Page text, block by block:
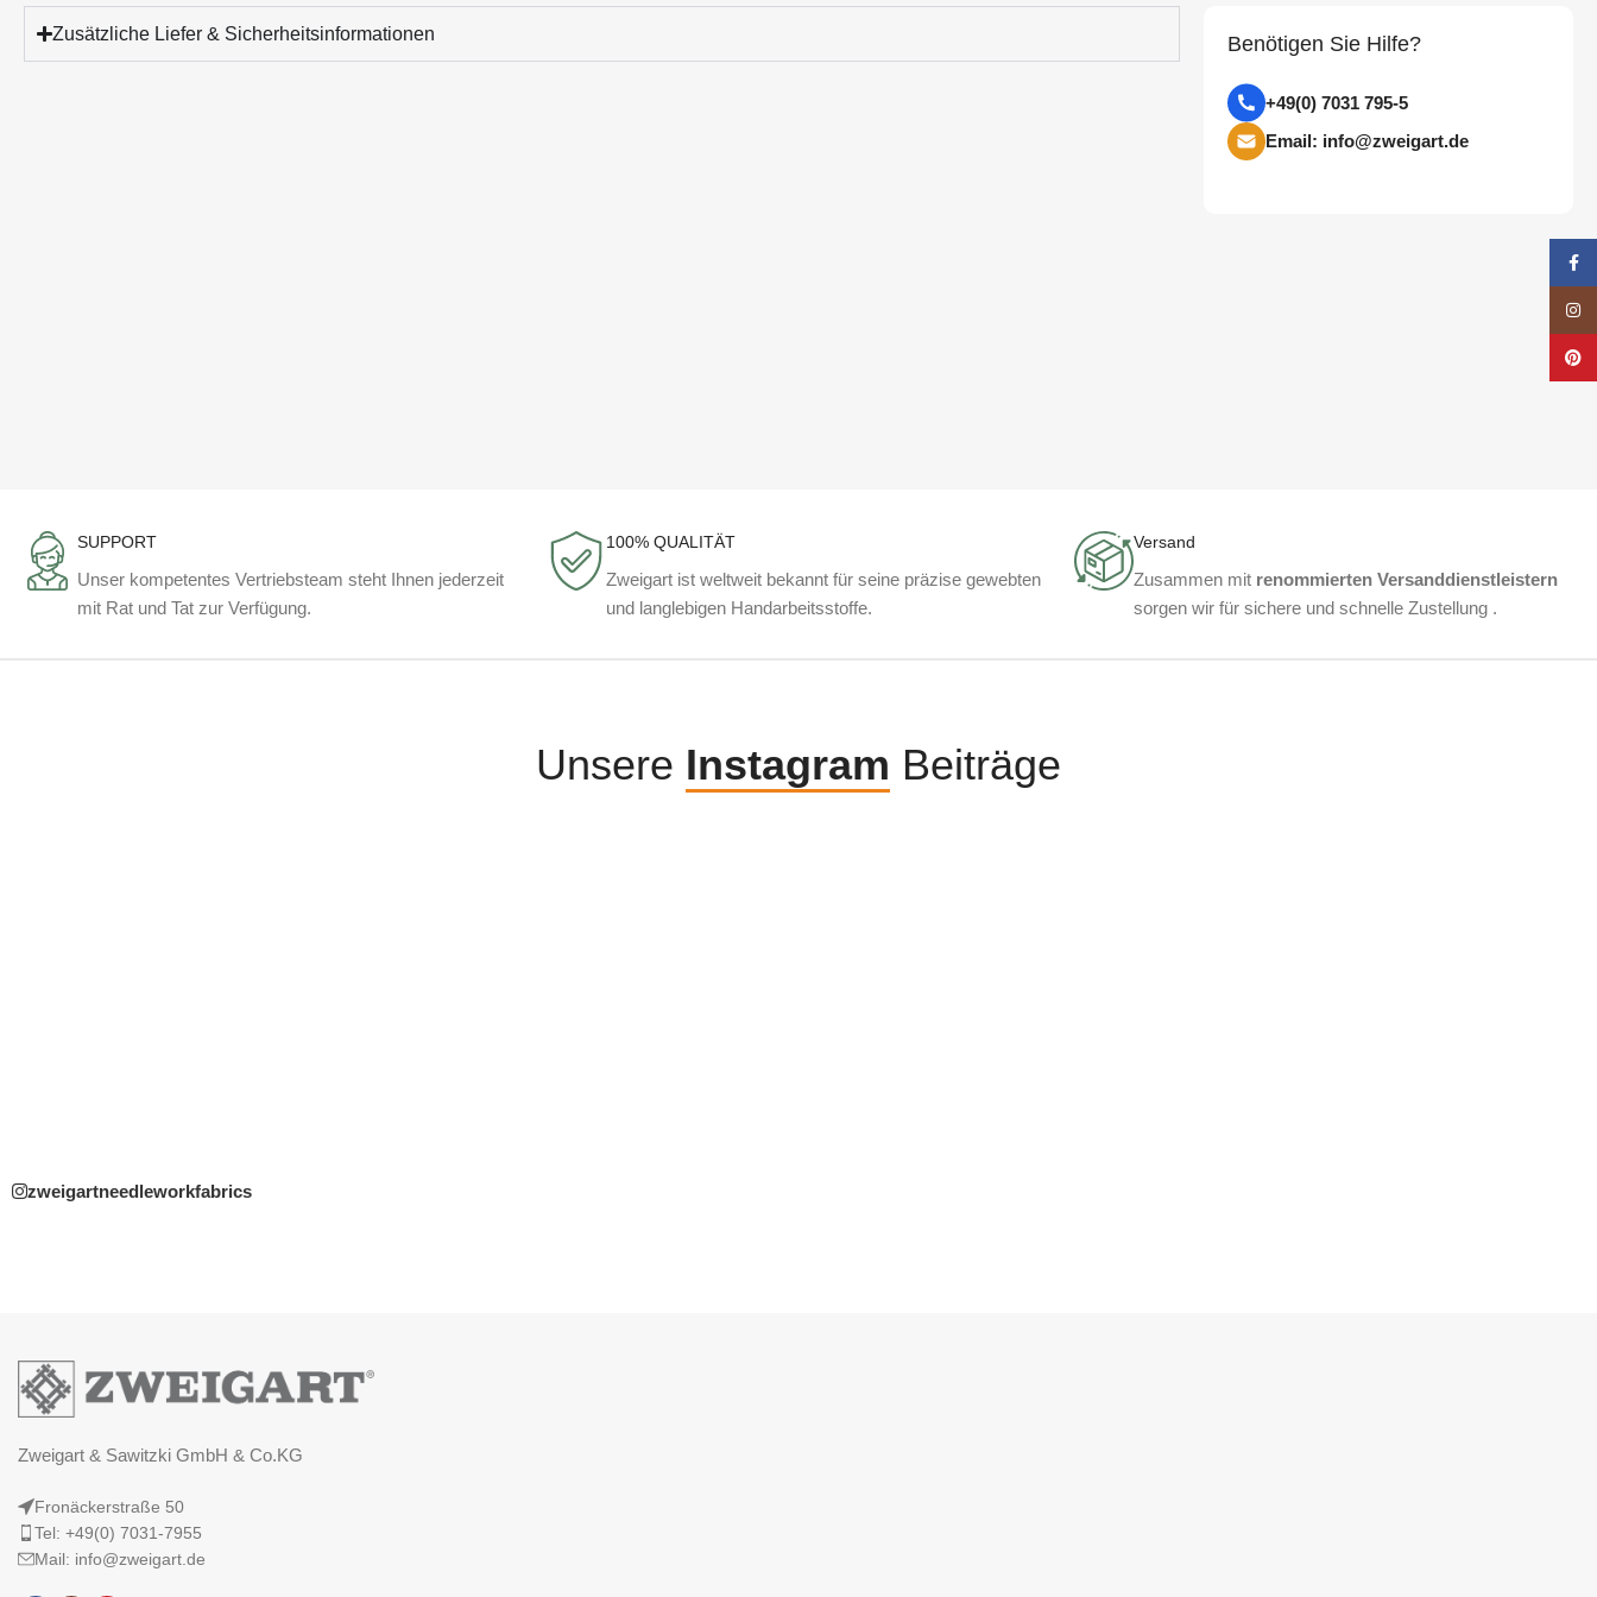
Zusätzliche Liefer & Sicherheitsinformationen Benötigen Sie Hilfe?
+49(0) 7031 795-5
Email: info@zweigart.de
SUPPORT
Unser kompetentes Vertriebsteam steht Ihnen jederzeit
mit Rat und Tat zur Verfügung.
100% QUALITÄT
Zweigart ist weltweit bekannt für seine präzise gewebten
und langlebigen Handarbeitsstoffe.
Versand
Zusammen mit renommierten Versanddienstleistern
sorgen wir für sichere und schnelle Zustellung .
Unsere Instagram Beiträge
zweigartneedleworkfabrics
Zweigart & Sawitzki GmbH & Co.KG
Fronäckerstraße 50
Tel: +49(0) 7031-7955
Mail: info@zweigart.de